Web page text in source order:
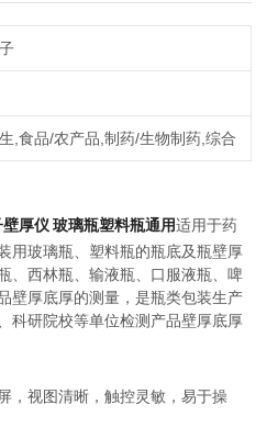
,食品/农产品,制药/生物制药,综合
厚仪 玻璃瓶塑料瓶通用适用于药
用玻璃瓶、塑料瓶的瓶底及瓶壁厚
、西林瓶、输液瓶、口服液瓶、啤
壁厚底厚的测量，是瓶类包装生产
科研院校等单位检测产品壁厚底厚
，视图清晰，触控灵敏，易于操